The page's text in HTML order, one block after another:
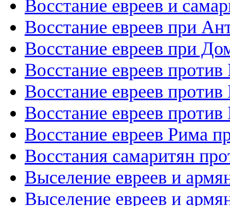
Восстание евреев и
Восстание евреев при
Восстание евреев при
Восстание евреев
Восстание евреев
Восстание евреев
Восстание евреев Рима
Восстания самаритян
Выселение евреев и
Выселение евреев и